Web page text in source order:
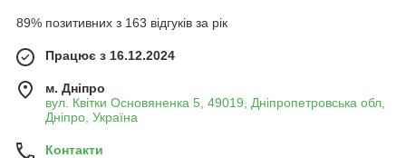
89% позитивних з 163 відгуків за рік
Працює з 16.12.2024
м. Дніпро
вул. Квітки Основяненка 5, 49019, Дніпропетровська обл,
Дніпро, Україна
Контакти